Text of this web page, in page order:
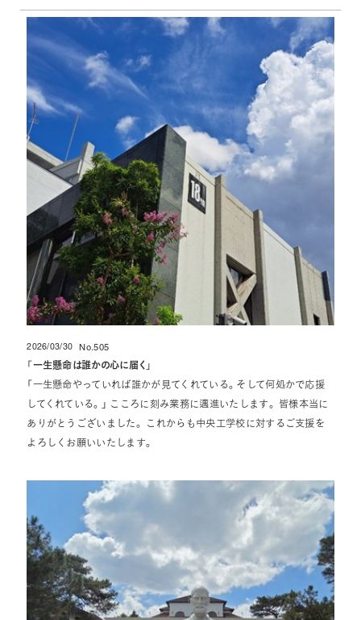
「 一生懸命は誰かの心に届く 」
「一生懸命やっていれば誰かが見てくれている。そして何処かで応援
してくれている。」 こころに刻み業務に邁進いたします。 皆様本当に
ありがとうございました。 これからも中央工学校に対するご支援を
よろしくお願いいたします。
2026/03/30 No.505